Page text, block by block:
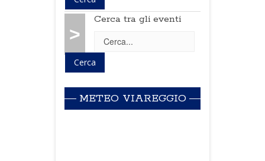
>
Cerca tra gli eventi
METEO VIAREGGIO